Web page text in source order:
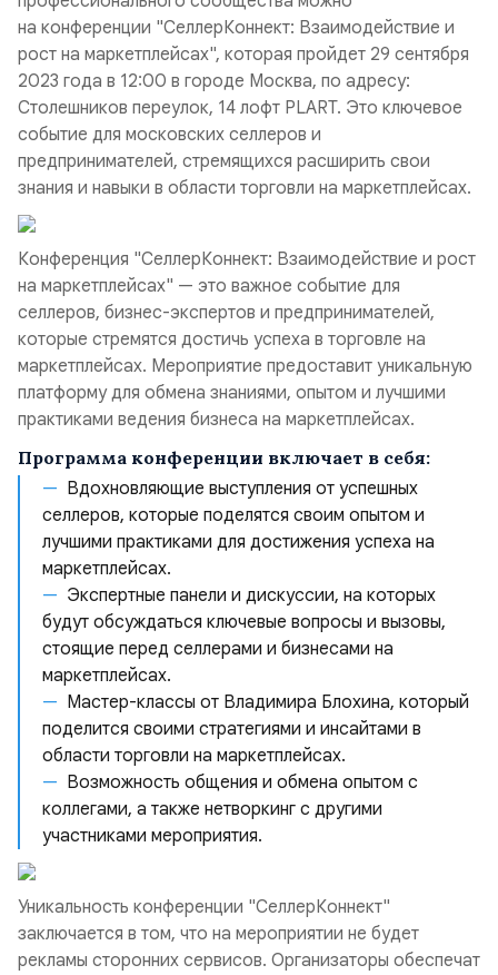
на конференции "СеллерКоннект: Взаимодействие и
рост на маркетплейсах", которая пройдет 29 сентября
2023 года в 12:00 в городе Москва, по адресу:
Столешников переулок, 14 лофт PLART. Это ключевое
событие для московских селлеров и
предпринимателей, стремящихся расширить свои
знания и навыки в области торговли на маркетплейсах.
Конференция "СеллерКоннект: Взаимодействие и рост
на маркетплейсах" — это важное событие для
селлеров, бизнес-экспертов и предпринимателей,
которые стремятся достичь успеха в торговле на
маркетплейсах. Мероприятие предоставит уникальную
платформу для обмена знаниями, опытом и лучшими
практиками ведения бизнеса на маркетплейсах.
Программа конференции включает в себя:
Вдохновляющие выступления от успешных
селлеров, которые поделятся своим опытом и
лучшими практиками для достижения успеха на
маркетплейсах.
Экспертные панели и дискуссии, на которых
будут обсуждаться ключевые вопросы и вызовы,
стоящие перед селлерами и бизнесами на
маркетплейсах.
Мастер-классы от Владимира Блохина, который
поделится своими стратегиями и инсайтами в
области торговли на маркетплейсах.
Возможность общения и обмена опытом с
коллегами, а также нетворкинг с другими
участниками мероприятия.
Уникальность конференции "СеллерКоннект"
заключается в том, что на мероприятии не будет
рекламы сторонних сервисов. Организаторы обеспечат